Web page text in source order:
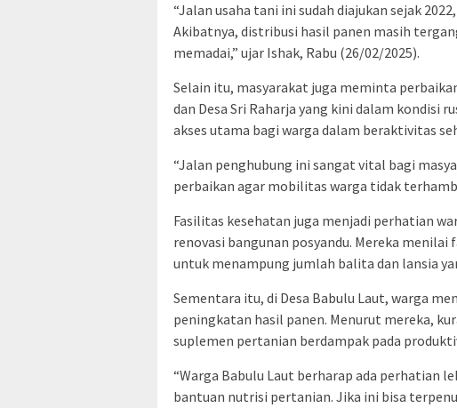
“Jalan usaha tani ini sudah diajukan sejak
Akibatnya, distribusi hasil panen masih
memadai,” ujar Ishak, Rabu (26/02/2025).
Selain itu, masyarakat juga meminta
dan Desa Sri Raharja yang kini dalam kondisi
akses utama bagi warga dalam beraktivitas
“Jalan penghubung ini sangat vital bagi
perbaikan agar mobilitas warga tidak
Fasilitas kesehatan juga menjadi perhatian
renovasi bangunan posyandu. Mereka
untuk menampung jumlah balita dan lansia
Sementara itu, di Desa Babulu Laut, warga
peningkatan hasil panen. Menurut mereka,
suplemen pertanian berdampak pada
“Warga Babulu Laut berharap ada perhatian
bantuan nutrisi pertanian. Jika ini bisa